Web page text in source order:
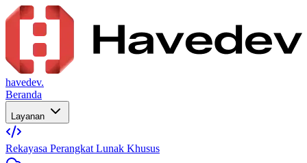
havedev.
Beranda
Layanan
Rekayasa Perangkat Lunak Khusus